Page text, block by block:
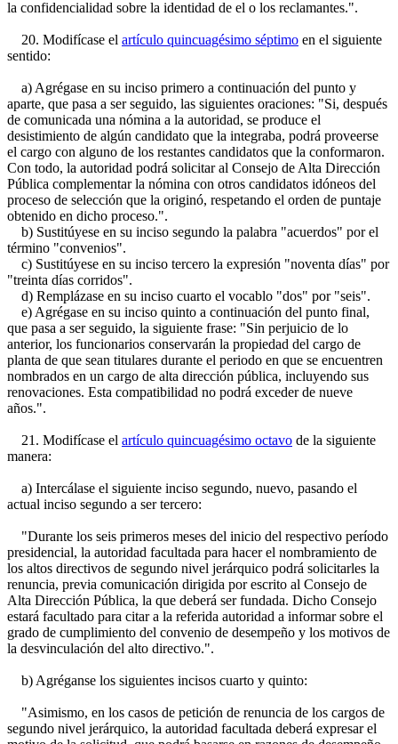
la confidencialidad sobre la identidad de el o los reclamantes.".
20. Modifícase el artículo quincuagésimo séptimo en el siguiente
sentido:
a) Agrégase en su inciso primero a continuación del punto y
aparte, que pasa a ser seguido, las siguientes oraciones: "Si, después
de comunicada una nómina a la autoridad, se produce el
desistimiento de algún candidato que la integraba, podrá proveerse
el cargo con alguno de los restantes candidatos que la conformaron.
Con todo, la autoridad podrá solicitar al Consejo de Alta Dirección
Pública complementar la nómina con otros candidatos idóneos del
proceso de selección que la originó, respetando el orden de puntaje
obtenido en dicho proceso.".
b) Sustitúyese en su inciso segundo la palabra "acuerdos" por el
término "convenios".
c) Sustitúyese en su inciso tercero la expresión "noventa días" por
"treinta días corridos".
d) Remplázase en su inciso cuarto el vocablo "dos" por "seis".
e) Agrégase en su inciso quinto a continuación del punto final,
que pasa a ser seguido, la siguiente frase: "Sin perjuicio de lo
anterior, los funcionarios conservarán la propiedad del cargo de
planta de que sean titulares durante el periodo en que se encuentren
nombrados en un cargo de alta dirección pública, incluyendo sus
renovaciones. Esta compatibilidad no podrá exceder de nueve
años.".
21. Modifícase el artículo quincuagésimo octavo de la siguiente
manera:
a) Intercálase el siguiente inciso segundo, nuevo, pasando el
actual inciso segundo a ser tercero:
"Durante los seis primeros meses del inicio del respectivo período
presidencial, la autoridad facultada para hacer el nombramiento de
los altos directivos de segundo nivel jerárquico podrá solicitarles la
renuncia, previa comunicación dirigida por escrito al Consejo de
Alta Dirección Pública, la que deberá ser fundada. Dicho Consejo
estará facultado para citar a la referida autoridad a informar sobre el
grado de cumplimiento del convenio de desempeño y los motivos de
la desvinculación del alto directivo.".
b) Agréganse los siguientes incisos cuarto y quinto:
"Asimismo, en los casos de petición de renuncia de los cargos de
segundo nivel jerárquico, la autoridad facultada deberá expresar el